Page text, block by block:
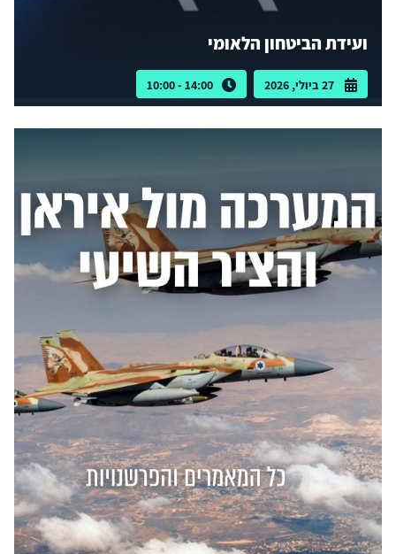
ועידת הביטחון הלאומי
27 ביולי, 2026 14:00 - 10:00